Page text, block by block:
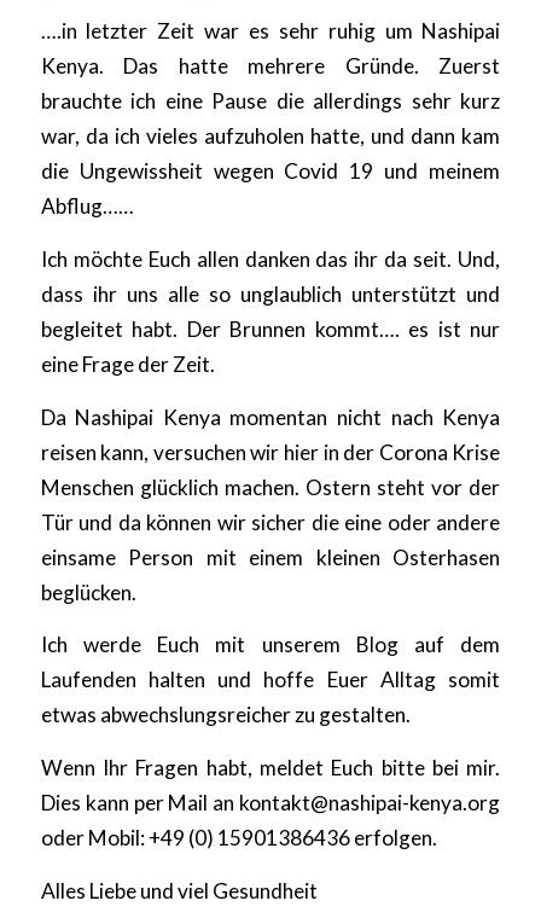
….in letzter Zeit war es sehr ruhig um Nashipai
Kenya. Das hatte mehrere Gründe. Zuerst
brauchte ich eine Pause die allerdings sehr kurz
war, da ich vieles aufzuholen hatte, und dann kam
die Ungewissheit wegen Covid 19 und meinem
Abflug……
Ich möchte Euch allen danken das ihr da seit. Und,
dass ihr uns alle so unglaublich unterstützt und
begleitet habt. Der Brunnen kommt…. es ist nur
eine Frage der Zeit.
Da Nashipai Kenya momentan nicht nach Kenya
reisen kann, versuchen wir hier in der Corona Krise
Menschen glücklich machen. Ostern steht vor der
Tür und da können wir sicher die eine oder andere
einsame Person mit einem kleinen Osterhasen
beglücken.
Ich werde Euch mit unserem Blog auf dem
Laufenden halten und hoffe Euer Alltag somit
etwas abwechslungsreicher zu gestalten.
Wenn Ihr Fragen habt, meldet Euch bitte bei mir.
Dies kann per Mail an kontakt@nashipai-kenya.org
oder Mobil: +49 (0) 15901386436 erfolgen.
Alles Liebe und viel Gesundheit